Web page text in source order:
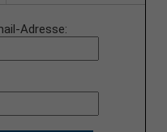
Adresse